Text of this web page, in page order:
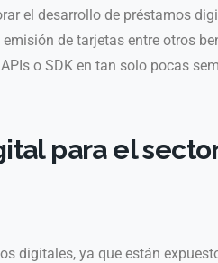
el desarrollo de préstamos
de tarjetas entre otros
o SDK en tan solo pocas
para el
digitales, ya que están